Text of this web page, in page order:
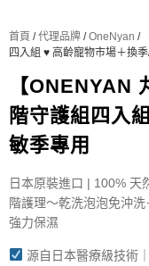
首頁 /代理品牌 /OneNyan /
四入組 ♥️ 高齡寵物市場＋換
【ONENYAN
階守護組四入
敏季專用
日本原裝進口 | 100% 天
階護理～乾洗泡泡免沖
強力保濕
源自日本醫療級技術